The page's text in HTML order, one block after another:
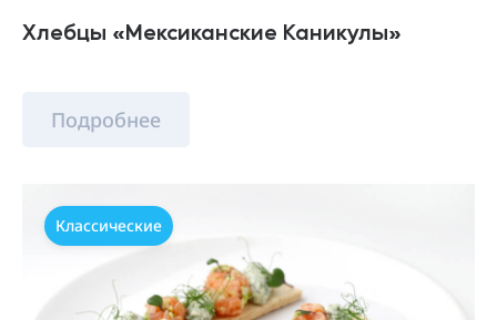
Хлебцы «Мексиканские Каникулы»
Подробнее
Классические